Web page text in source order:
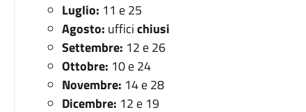
Luglio: 11 e 25
Agosto: ufficichiusi
Settembre: 12 e 26
Ottobre: 10 e 24
Novembre: 14 e 28
Dicembre: 12 e 19